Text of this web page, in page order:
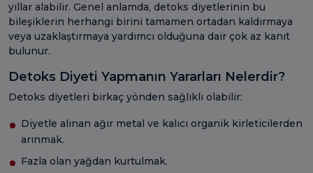
yıllar alabilir. Genel anlamda, detoks diyetlerinin bu
bileşiklerin herhangi birini tamamen ortadan kaldırmaya
veya uzaklaştırmaya yardımcı olduğuna dair çok az kanıt
bulunur.
Detoks Diyeti Yapmanın Yararları Nelerdir?
Detoks diyetleri birkaç yönden sağlıklı olabilir:
Diyetle alınan ağır metal ve kalıcı organik kirleticilerden
arınmak.
Fazla olan yağdan kurtulmak.